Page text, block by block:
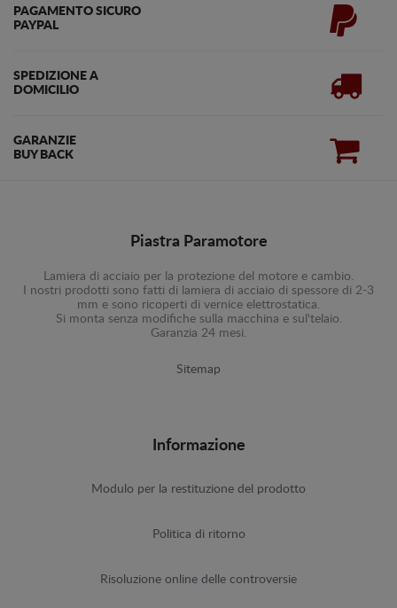
PAGAMENTO SICURO
PAYPAL
SPEDIZIONE A
DOMICILIO
GARANZIE
BUY BACK
Piastra Paramotore
Lamiera di acciaio per la protezione del motore e cambio.
I nostri prodotti sono fatti di lamiera di acciaio di spessore di 2-3
mm e sono ricoperti di vernice elettrostatica.
Si monta senza modifiche sulla macchina e sul'telaio.
Garanzia 24 mesi.
Sitemap
Informazione
Modulo per la restituzione del prodotto
Politica di ritorno
Risoluzione online delle controversie